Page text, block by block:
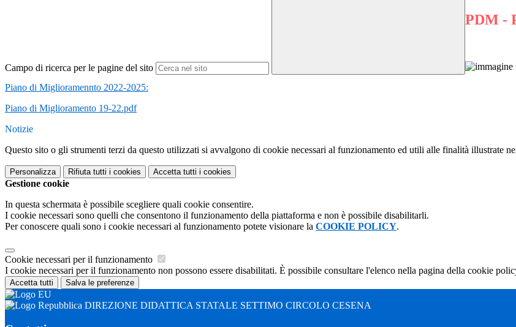
Campo di ricerca per le pagine del sito
PDM -
Piano di Miglioramennto 2022-2025:
Piano di Miglioramento 19-22.pdf
Notizie
Questo sito o gli strumenti terzi da questo utilizzati si avvalgono di cookie necessari al funzionamento ed utili alle finalità illustrate
Personalizza Rifiuta tutti i cookies Accetta tutti i cookies
Gestione cookie
In questa schermata è possibile scegliere quali cookie consentire.
I cookie necessari sono quelli che consentono il funzionamento della piattaforma e non è possibile disabilitarli.
Per conoscere quali sono i cookie necessari al funzionamento potete visionare la COOKIE POLICY.
Cookie necessari per il funzionamento
I cookie necessari per il funzionamento non possono essere disabilitati. È possibile consultare l'elenco nella pagina della cookie
Accetta tutti Salva le preferenze
DIREZIONE DIDATTICA STATALE SETTIMO CIRCOLO CESENA